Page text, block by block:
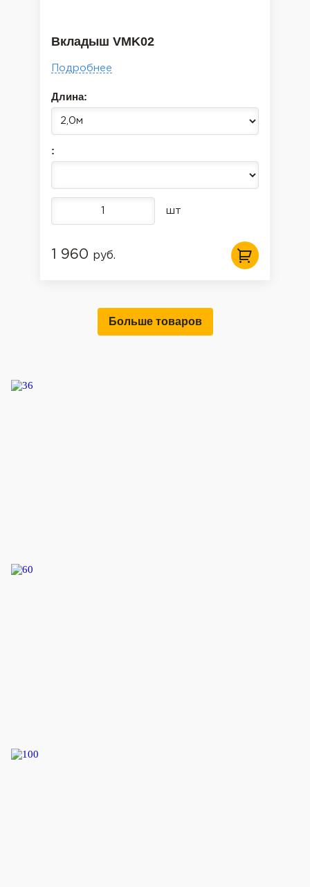
Вкладыш VMK02
Подробнее
Длина:
:
шт
1 960 руб.
Больше товаров